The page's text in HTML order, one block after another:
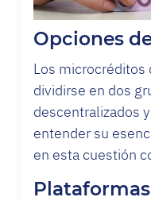
Opciones
Los microcréditos
dividirse en dos
descentralizados
entender su
en esta cuestión